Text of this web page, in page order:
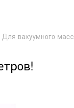
Для вакуумного